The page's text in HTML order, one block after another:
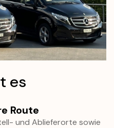
es
Route
und Ablieferorte sowie